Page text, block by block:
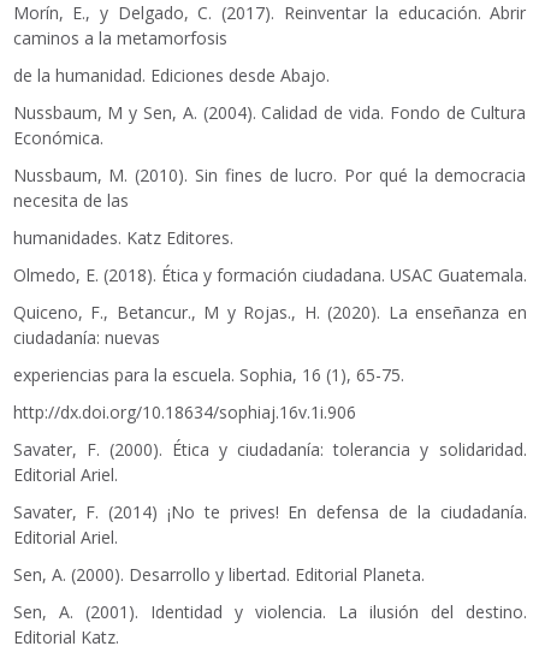
Morín, E., y Delgado, C. (2017). Reinventar la educación. Abrir
caminos a la metamorfosis
de la humanidad. Ediciones desde Abajo.
Nussbaum, M y Sen, A. (2004). Calidad de vida. Fondo de Cultura
Económica.
Nussbaum, M. (2010). Sin fines de lucro. Por qué la democracia
necesita de las
humanidades. Katz Editores.
Olmedo, E. (2018). Ética y formación ciudadana. USAC Guatemala.
Quiceno, F., Betancur., M y Rojas., H. (2020). La enseñanza en
ciudadanía: nuevas
experiencias para la escuela. Sophia, 16 (1), 65-75.
http://dx.doi.org/10.18634/sophiaj.16v.1i.906
Savater, F. (2000). Ética y ciudadanía: tolerancia y solidaridad.
Editorial Ariel.
Savater, F. (2014) ¡No te prives! En defensa de la ciudadanía.
Editorial Ariel.
Sen, A. (2000). Desarrollo y libertad. Editorial Planeta.
Sen, A. (2001). Identidad y violencia. La ilusión del destino.
Editorial Katz.